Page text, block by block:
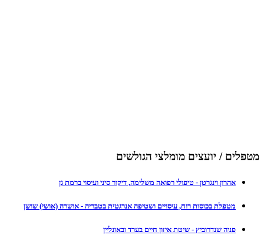
מטפלים / יועצים מומלצי הגולשים
אהרון וינגרטן - טיפולי רפואה משלימה, דיקור סיני ועיסוי ברמת גן
מטפלת בכוסות רוח, עיסויים ושטיפה אנרגטית בטבריה - אושרה (אושי) שושן
פניה שנדרוביץ - שיטת איזון חיים בערד ובאונליין